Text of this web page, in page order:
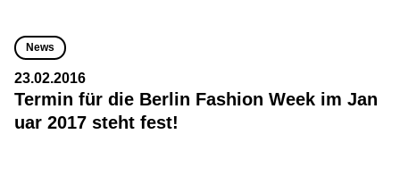
News
23.02.2016
Termin für die Berlin Fashion Week im Jan
uar 2017 steht fest!